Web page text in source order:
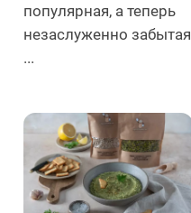
популярная, а теперь
незаслуженно забытая
...